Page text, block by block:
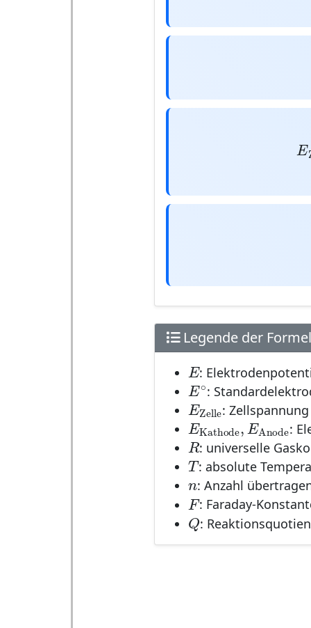
Legende der
E
E:
E∘
E∘:
EZelle
EZelle
:
EKathode,EAnode
EKathode,E :
R
R: universelle
T
T: absolute
n
n: Anzahl
F
F: Faraday-
Q
Q: